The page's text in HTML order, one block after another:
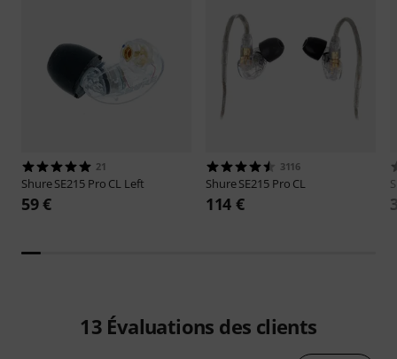
21
ShureSE215 Pro CL Left
59 €
3116
ShureSE215 Pro CL
114 €
13 Évaluations des clients